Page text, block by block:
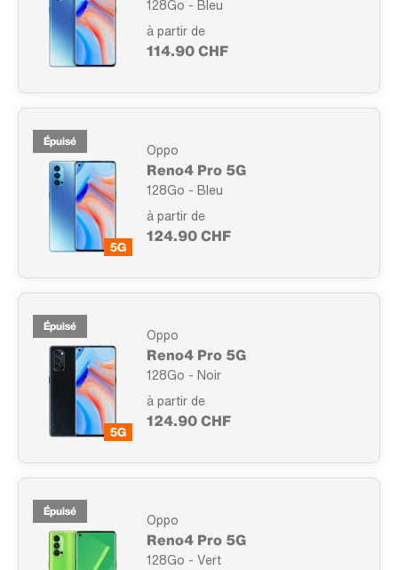
128Go - Bleu
à partir de
114.90 CHF
Épuisé Oppo
Reno4 Pro 5G
128Go - Bleu
à partir de
124.90 CHF
Épuisé Oppo
Reno4 Pro 5G
128Go - Noir
à partir de
124.90 CHF
Épuisé Oppo
Reno4 Pro 5G
128Go - Vert